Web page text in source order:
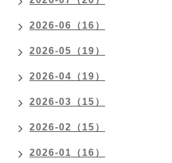
2026-06（16）
2026-05（19）
2026-04（19）
2026-03（15）
2026-02（15）
2026-01（16）